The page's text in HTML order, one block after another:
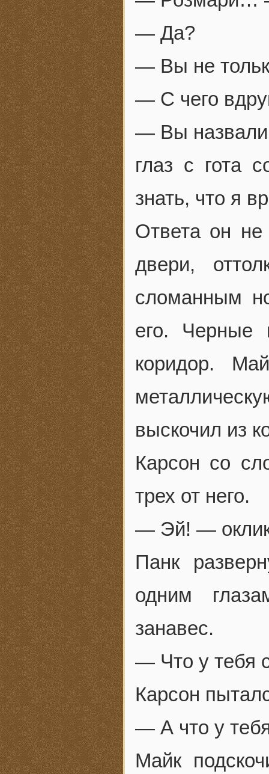
— Да?
— Вы не
— С чего
— Вы назвали
глаз с гота
знать, что я
Ответа он
двери,
сломанным
его. Черные
коридор.
выскочил из
Карсон со
трех от него.
— Эй! —
Панк
одним
занавес.
— Что у тебя
Карсон
— А что у
Майк